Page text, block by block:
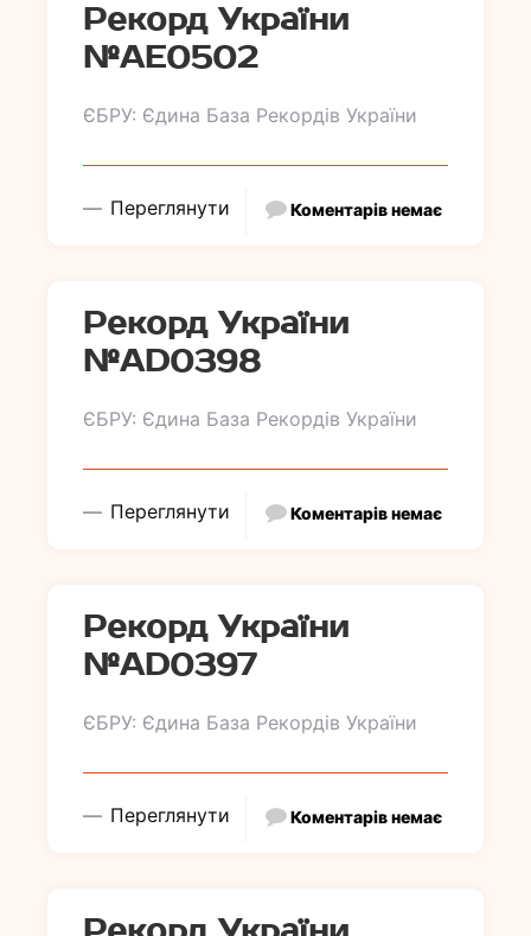
Рекорд України
№АE0502
ЄБРУ: Єдина База Рекордів України
Переглянути Коментарів немає
Рекорд України
№АD0398
ЄБРУ: Єдина База Рекордів України
Переглянути Коментарів немає
Рекорд України
№АD0397
ЄБРУ: Єдина База Рекордів України
Переглянути Коментарів немає